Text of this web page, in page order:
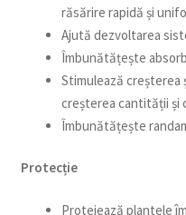
răsărire rapidă și
Ajută dezvoltarea
Îmbunătățește
Stimulează creșterea
creșterea cantității și
Îmbunătățește
Protecție
Protejează plantele